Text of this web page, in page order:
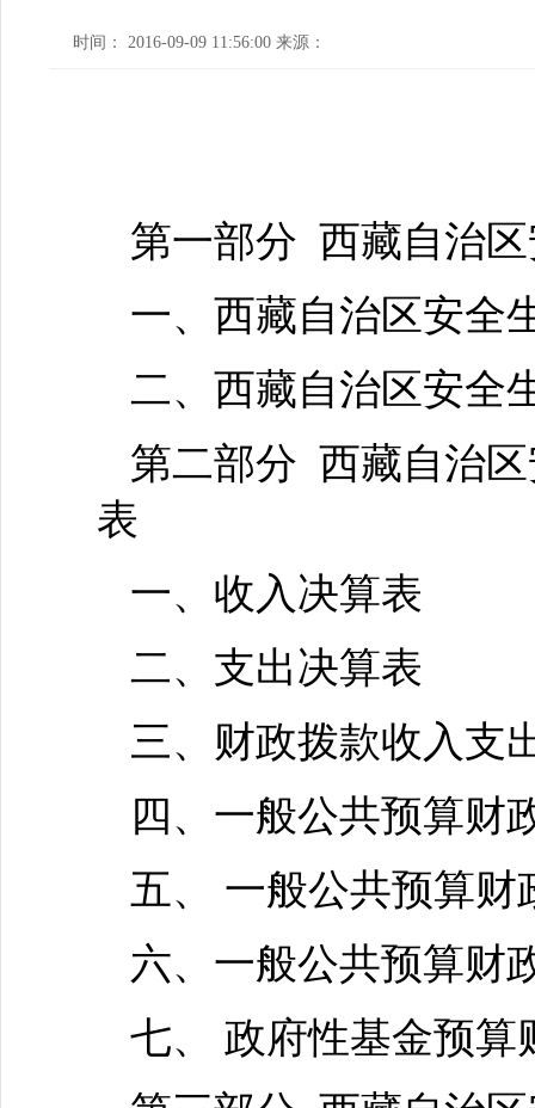
时间： 2016-09-09 11:56:00 来源：
第一部分 西藏自治
一、西藏自治区安全
二、西藏自治区安全
第二部分 西藏自治
表
一、收入决算表
二、支出决算表
三、财政拨款收入支
四、一般公共预算财
五、 一般公共预算
六、一般公共预算财
七、 政府性基金预